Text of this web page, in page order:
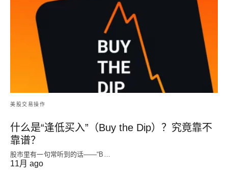
美股交易操作
什么是“逢低买入”（Buy the Dip）？究竟靠不
靠谱？
股市里有一句常听到的话——“B…
11月 ago